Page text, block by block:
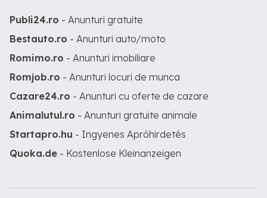
Publi24.ro - Anunturi gratuite
Bestauto.ro - Anunturi auto/moto
Romimo.ro - Anunturi imobiliare
Romjob.ro - Anunturi locuri de munca
Cazare24.ro - Anunturi cu oferte de cazare
Animalutul.ro - Anunturi gratuite animale
Startapro.hu - Ingyenes Apróhirdetés
Quoka.de - Kostenlose Kleinanzeigen